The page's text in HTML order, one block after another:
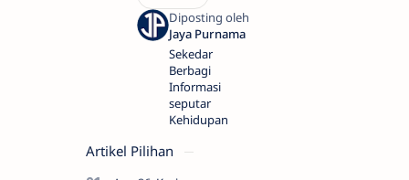
Sekedar
Berbagi
Informasi
seputar
Kehidupan
Artikel Pilihan